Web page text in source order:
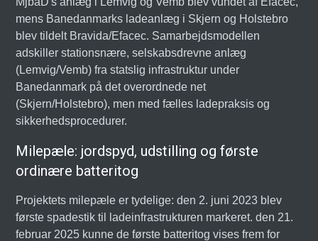
mens Banedanmarks ladeanlæg i Skjern og Holstebro
blev tildelt Bravida/Efacec. Samarbejdsmodellen
adskiller stationsnære, selskabsdrevne anlæg
(Lemvig/Vemb) fra statslig infrastruktur under
Banedanmark på det overordnede net
(Skjern/Holstebro), men med fælles ladepraksis og
sikkerhedsprocedurer.
Milepæle: jordspyd, udstilling og første
ordinære batteritog
Projektets milepæle er tydelige: den 2. juni 2023 blev
første spadestik til ladeinfrastrukturen markeret. den 21.
februar 2025 kunne de første batteritog vises frem for